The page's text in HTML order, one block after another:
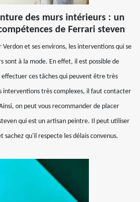
des murs intérieurs : un
de Ferrari steven
Verdon et ses environs, les interventions qui se
sont à la mode. En effet, il est possible de
ces tâches qui peuvent être très
interventions très complexes, il faut contacter
on peut vous recommander de placer
qui est un artisan peintre. Il peut utiliser
sachez qu'il respecte les délais convenus.